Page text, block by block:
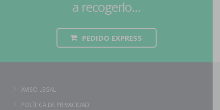
a recogerlo...
PEDIDO EXPRESS
AVISO LEGAL
POLÍTICA DE PRIVACIDAD